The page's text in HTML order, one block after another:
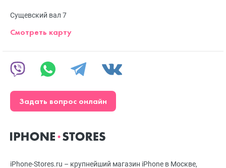
iPhone-Stores.ru – крупнейший магазин iPhone в Москве,
Сущевский вал 7
Смотреть карту
Задать вопрос онлайн